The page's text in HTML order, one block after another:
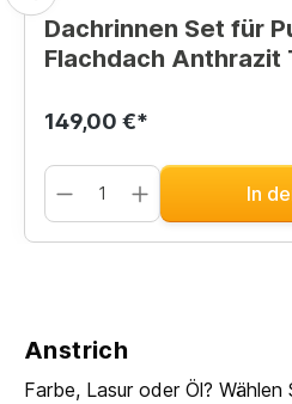
Dachrinnen Set für
Flachdach Anthrazit
149,00 €*
In
Anstrich
Farbe, Lasur oder Öl?